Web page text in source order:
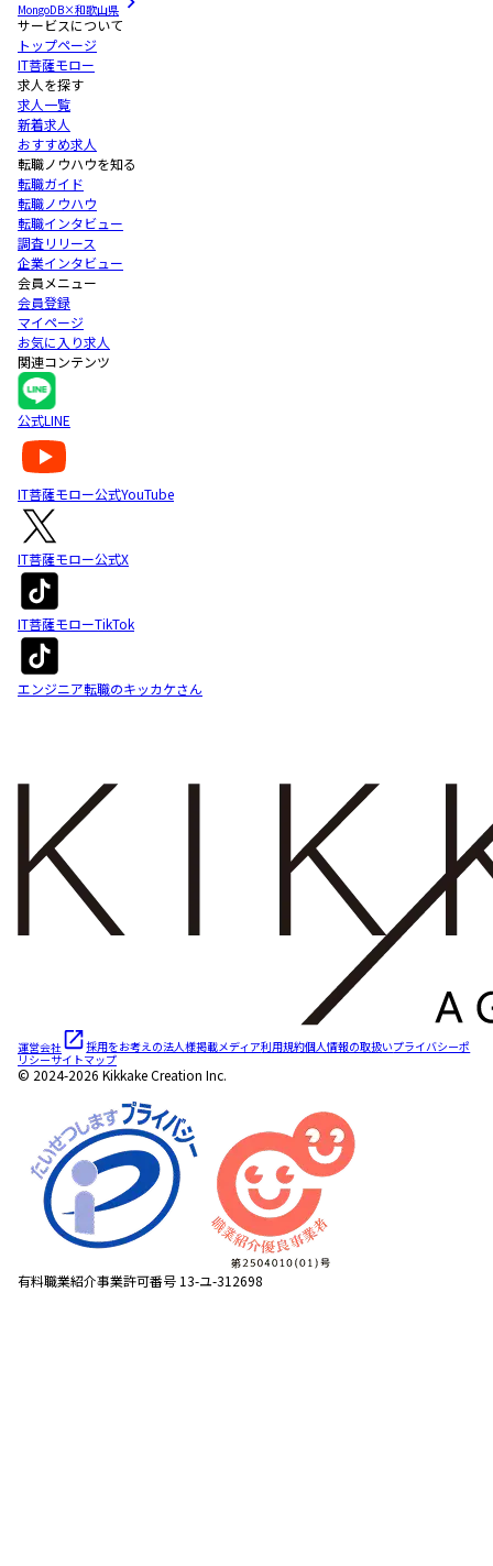
MongoDB×和歌山県
サービスについて
トップページ
IT菩薩モロー
求人を探す
求人一覧
新着求人
おすすめ求人
転職ノウハウを知る
転職ガイド
転職ノウハウ
転職インタビュー
調査リリース
企業インタビュー
会員メニュー
会員登録
マイページ
お気に入り求人
関連コンテンツ
公式LINE
IT菩薩モロー公式YouTube
IT菩薩モロー公式X
IT菩薩モローTikTok
エンジニア転職のキッカケさん
運営会社 採用をお考えの法人様掲載メディア利用規約個人情報の取扱いプライバシーポ
リシーサイトマップ
© 2024-2026 Kikkake Creation Inc.
有料職業紹介事業許可番号 13-ユ-312698